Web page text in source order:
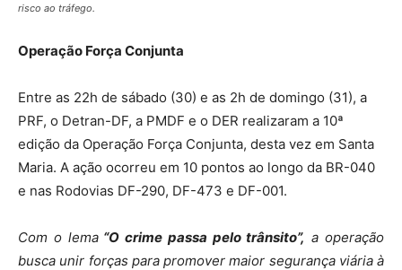
risco ao tráfego.
Operação Força Conjunta
Entre as 22h de sábado (30) e as 2h de domingo (31), a
PRF, o Detran-DF, a PMDF e o DER realizaram a 10ª
edição da Operação Força Conjunta, desta vez em Santa
Maria. A ação ocorreu em 10 pontos ao longo da BR-040
e nas Rodovias DF-290, DF-473 e DF-001.
Com o lema“O crime passa pelo trânsito”, a operação
busca unir forças para promover maior segurança viária à